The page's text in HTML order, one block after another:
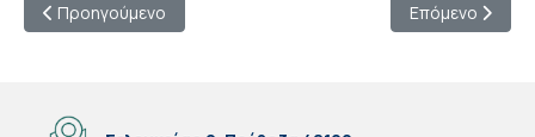
Προηγούμενο άρθρο: ΕΚΤΕΛΕΣΗ ΠΡΟΫΠΟΛΟΓΙΣΜΟΥ ΑΠΡΙΛΙΟΥ
Προηγούμενο Επόμενο
Επόμενο